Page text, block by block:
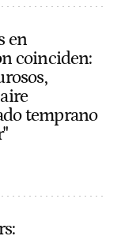
en
coinciden:
temprano